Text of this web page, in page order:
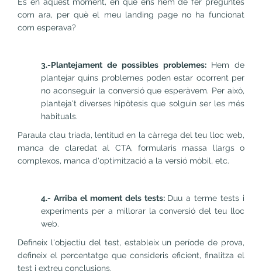
com ara, per què el meu landing page no ha funcionat
com esperava?
3.-Plantejament de possibles problemes: Hem de
plantejar quins problemes poden estar ocorrent per
no aconseguir la conversió que esperàvem. Per això,
planteja't diverses hipòtesis que solguin ser les més
habituals.
Paraula clau triada, lentitud en la càrrega del teu lloc web,
manca de claredat al CTA, formularis massa llargs o
complexos, manca d'optimització a la versió mòbil, etc.
4.- Arriba el moment dels tests: Duu a terme tests i
experiments per a millorar la conversió del teu lloc
web.
Defineix l'objectiu del test, estableix un període de prova,
defineix el percentatge que consideris eficient, finalitza el
test i extreu conclusions.